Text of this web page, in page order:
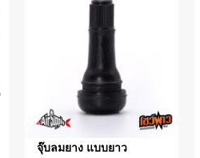
จุ๊บลมยาง แบบยาว